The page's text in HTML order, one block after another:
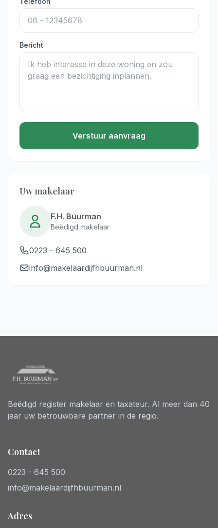
Bericht
Verstuur aanvraag
Uw makelaar
F.H. Buurman
Beëdigd makelaar
0223 - 645 500
info@makelaardijfhbuurman.nl
Beëdigd register makelaar en taxateur. Al meer dan 40
jaar uw betrouwbare partner in de regio.
Contact
0223 - 645 500
info@makelaardijfhbuurman.nl
Adres